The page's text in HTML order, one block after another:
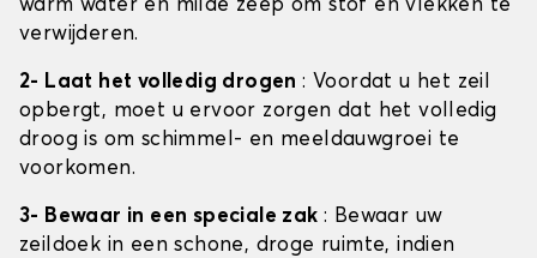
warm water en milde zeep om stof en vlekken te
verwijderen.
2- Laat het volledig drogen: Voordat u het zeil
opbergt, moet u ervoor zorgen dat het volledig
droog is om schimmel- en meeldauwgroei te
voorkomen.
3- Bewaar in een speciale zak : Bewaar uw
zeildoek in een schone, droge ruimte, indien